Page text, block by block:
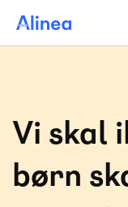
hovedindhold
Vi skal
børn